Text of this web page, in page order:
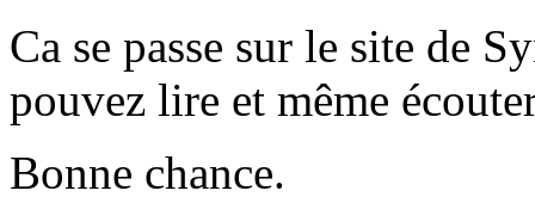
Ca se passe sur le site de
pouvez lire et même
Bonne chance.